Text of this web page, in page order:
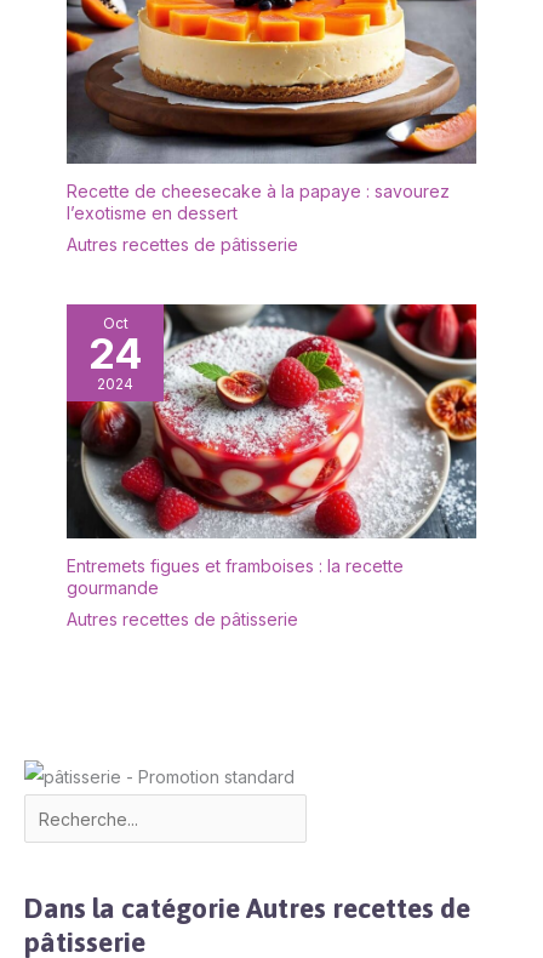
Recette de cheesecake à la papaye : savourez
l’exotisme en dessert
Autres recettes de pâtisserie
Oct
24
2024
Entremets figues et framboises : la recette
gourmande
Autres recettes de pâtisserie
Dans la catégorie Autres recettes de
pâtisserie